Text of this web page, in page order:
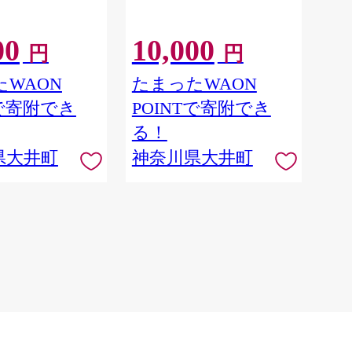
円
WAON
寄附でき
大井町
10,000 円
たまったWAON
POINTで寄附でき
る！
神奈川県大井町